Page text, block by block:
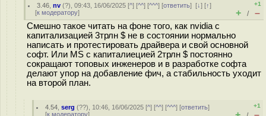
3.46 ,nv (?), 09:43, 16/06/2025 [^] [^^] [^^^] [ответить][↓] [↑]
[к модератору]
+1
+ / –
Смешно такое читать на фоне того, как nvidia с
капитализацией 3трлн $ не в состоянии нормально
написать и протестировать драйвера и свой основной
софт. Или MS c капиталиецией 2трлн $ постоянно
сокращают топовых инженеров и в разработке софта
делают упор на добавление фич, а стабильность уходит
на второй план.
4.54 ,serg (??), 10:46, 16/06/2025 [^] [^^] [^^^] [ответить]
[к модератору]
+1